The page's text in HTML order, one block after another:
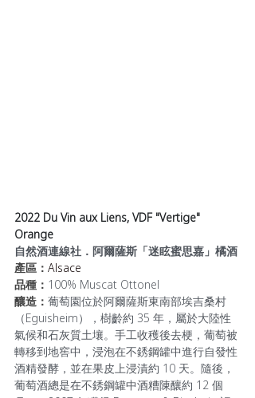
2022 Du Vin aux Liens, VDF "Vertige"
Orange
自然酒連線社．阿爾薩斯「迷眩蜜思嘉」橘酒
產區： Alsace
品種： 100% Muscat Ottonel
釀造： 葡萄園位於阿爾薩斯東南部埃吉桑村
（Eguisheim），樹齡約 35 年，屬於大陸性
氣候和石灰質土壤。手工收穫後去梗，葡萄被
轉移到地窖中，浸泡在不銹鋼罐中進行自發性
酒精發酵，並在果皮上浸漬約 10 天。隨後，
葡萄酒總是在不銹鋼罐中酒糟陳釀約 12 個